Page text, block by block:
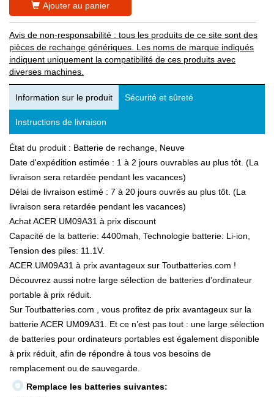
Ajouter au panier
Avis de non-responsabilité : tous les produits de ce site sont des
pièces de rechange génériques. Les noms de marque indiqués
indiquent uniquement la compatibilité de ces produits avec
diverses machines.
Information sur le produit Sécurité et sûreté
Instructions de livraison
État du produit : Batterie de rechange, Neuve
Date d'expédition estimée : 1 à 2 jours ouvrables au plus tôt. (La
livraison sera retardée pendant les vacances)
Délai de livraison estimé : 7 à 20 jours ouvrés au plus tôt. (La
livraison sera retardée pendant les vacances)
Achat ACER UM09A31 à prix discount
Capacité de la batterie: 4400mah, Technologie batterie: Li-ion,
Tension des piles: 11.1V.
ACER UM09A31 à prix avantageux sur Toutbatteries.com !
Découvrez aussi notre large sélection de batteries d’ordinateur
portable à prix réduit.
Sur Toutbatteries.com , vous profitez de prix avantageux sur la
batterie ACER UM09A31. Et ce n’est pas tout : une large sélection
de batteries pour ordinateurs portables est également disponible
à prix réduit, afin de répondre à tous vos besoins de
remplacement ou de sauvegarde.
Remplace les batteries suivantes: